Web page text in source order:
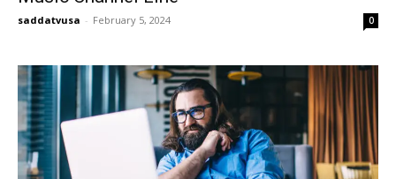
saddatvusa - February 5, 2024 0